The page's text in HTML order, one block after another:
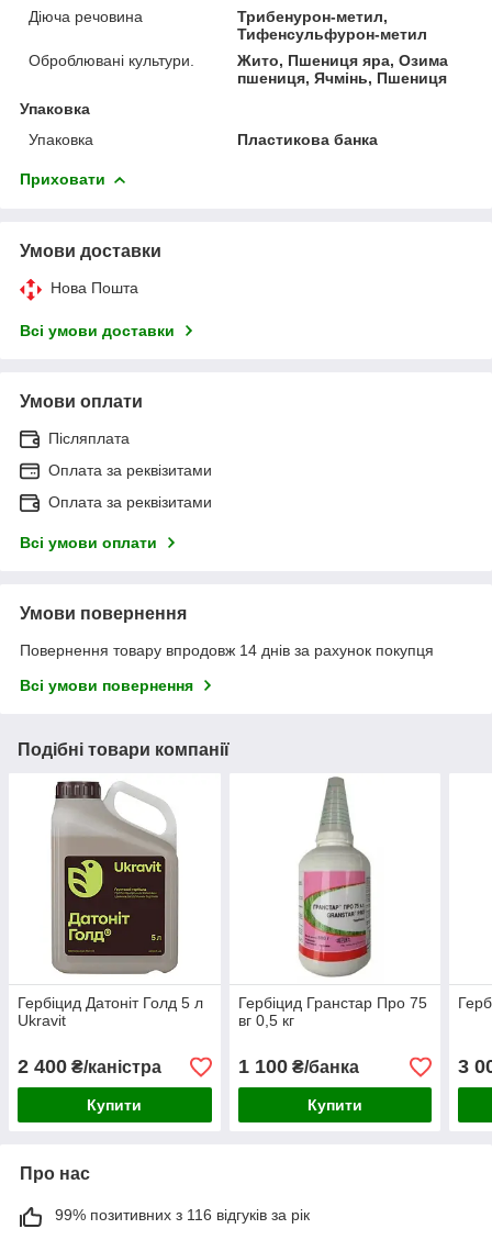
Діюча речовина
Трибенурон-метил,
Тифенсульфурон-метил
Оброблювані культури.
Жито, Пшениця яра, Озима
пшениця, Ячмінь, Пшениця
Упаковка
Упаковка
Пластикова банка
Приховати
Умови доставки
Нова Пошта
Всі умови доставки
Умови оплати
Післяплата
Оплата за реквізитами
Оплата за реквізитами
Всі умови оплати
Умови повернення
Повернення товару впродовж 14 днів за рахунок покупця
Всі умови повернення
Подібні товари компанії
Гербіцид Датоніт Голд 5 л
Ukravit
2 400 ₴/каністра
Купити
Гербіцид Гранстар Про 75
вг 0,5 кг
1 100₴/банка
Купити
3
Про нас
99% позитивних з 116 відгуків за рік